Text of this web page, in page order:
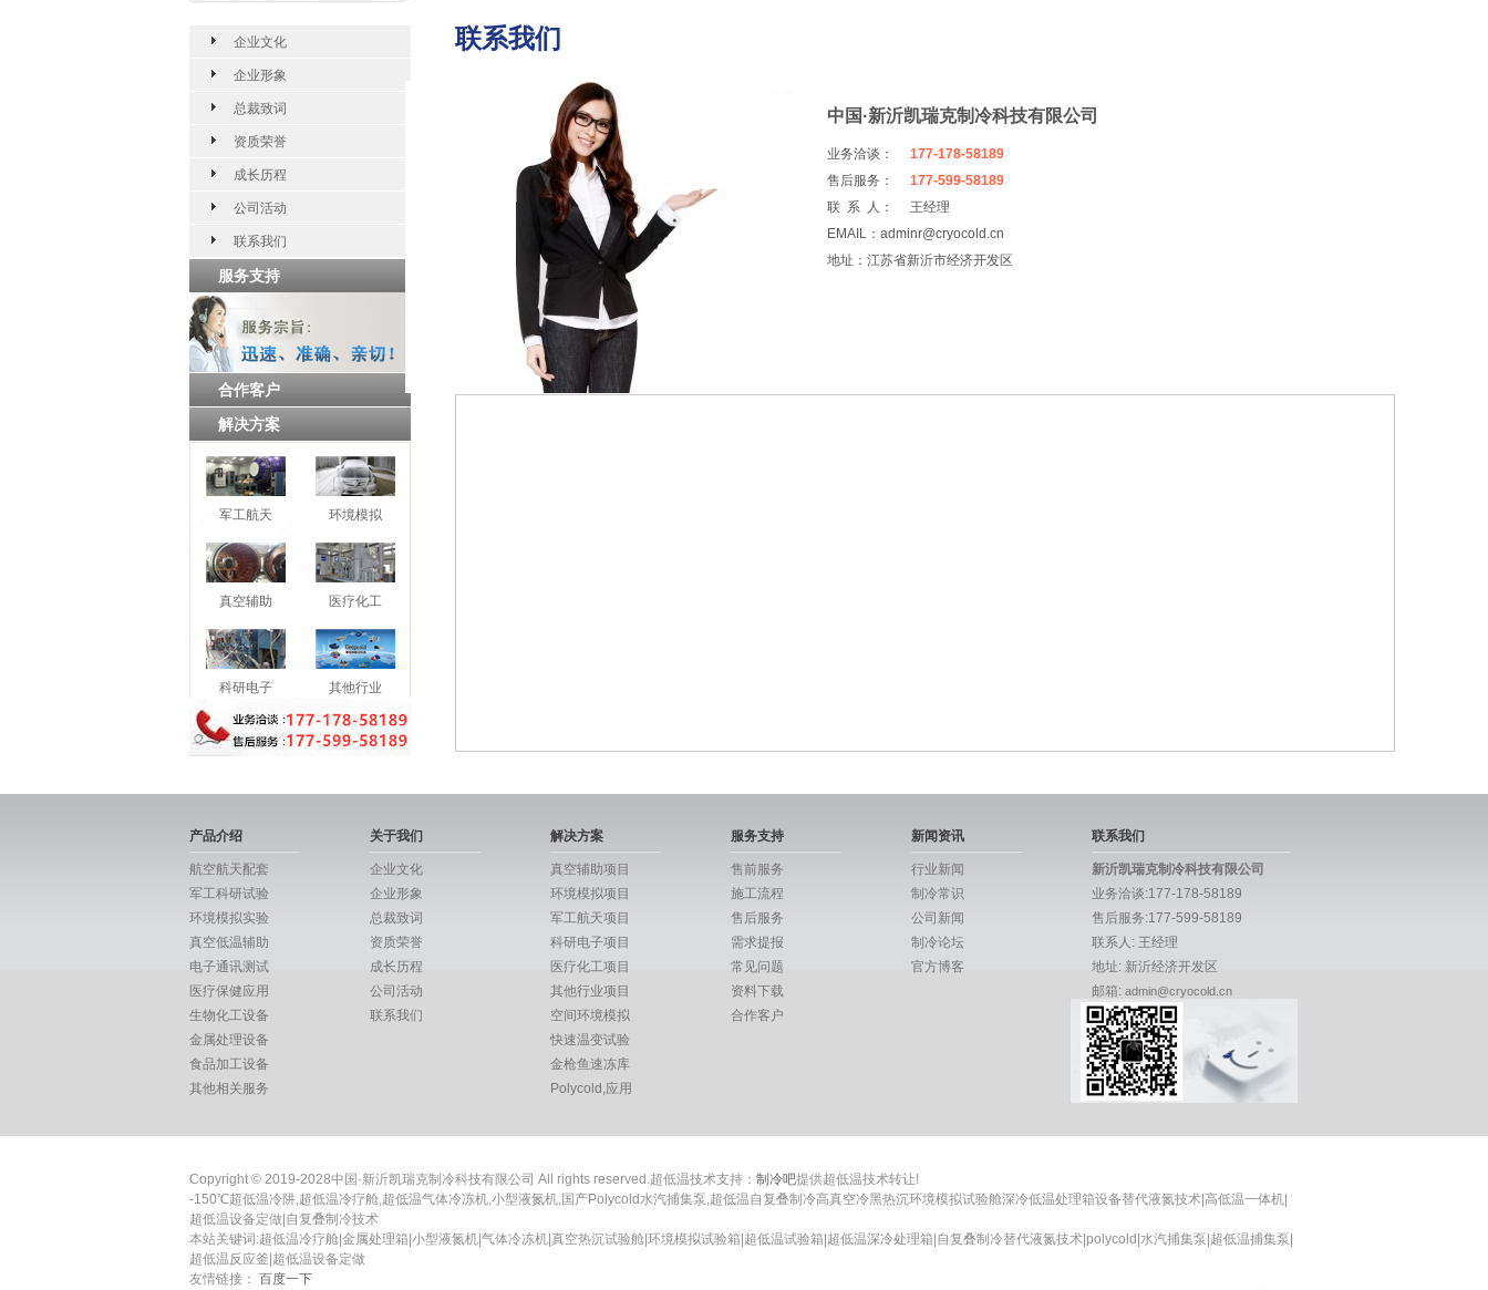
企业文化
企业形象
总裁致词
资质荣誉
成长历程
公司活动
联系我们
服务支持
合作客户
解决方案
军工航天 环境模拟
真空辅助 医疗化工
科研电子 其他行业
联系我们
中国·新沂凯瑞克制冷科技有限公司
业务洽谈： 177-178-58189
售后服务： 177-599-58189
联 系 人： 王经理
EMAIL：adminr@cryocold.cn
地址：江苏省新沂市经济开发区
产品介绍
航空航天配套
军工科研试验
环境模拟实验
真空低温辅助
电子通讯测试
医疗保健应用
生物化工设备
金属处理设备
食品加工设备
其他相关服务
关于我们
企业文化
企业形象
总裁致词
资质荣誉
成长历程
公司活动
联系我们
解决方案
真空辅助项目
环境模拟项目
军工航天项目
科研电子项目
医疗化工项目
其他行业项目
空间环境模拟
快速温变试验
金枪鱼速冻库
Polycold,应用
服务支持
售前服务
施工流程
售后服务
需求提报
常见问题
资料下载
合作客户
新闻资讯
行业新闻
制冷常识
公司新闻
制冷论坛
官方博客
联系我们
新沂凯瑞克制冷科技有限公司
业务洽谈:177-178-58189
售后服务:177-599-58189
联系人: 王经理
地址: 新沂经济开发区
邮箱: admin@cryocold.cn
Copyright © 2019-2028中国·新沂凯瑞克制冷科技有限公司 All rights reserved.超低温技术支持： 制冷吧提供超低温技术转让!
-150℃超低温冷阱,超低温冷疗舱,超低温气体冷冻机,小型液氮机,国产Polycold水汽捕集泵,超低温自复叠制冷高真空冷黑热沉环境模拟试验舱深冷低温处理箱设备替代液氮技术|高低温一体机|
超低温设备定做|自复叠制冷技术
本站关键词:超低温冷疗舱|金属处理箱|小型液氮机|气体冷冻机|真空热沉试验舱|环境模拟试验箱|超低温试验箱|超低温深冷处理箱|自复叠制冷替代液氮技术|polycold|水汽捕集泵|超低温捕集泵|
超低温反应釜|超低温设备定做
友情链接： 百度一下